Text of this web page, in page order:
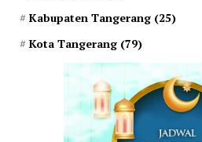
Kabupaten Tangerang (25)
Kota Tangerang (79)